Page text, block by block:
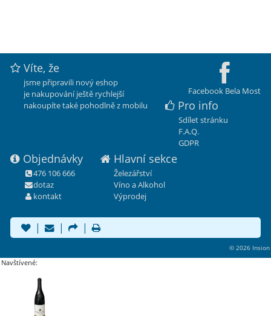
Facebook Bela Most
Víte, že
jsme připravili nový eshop
je nakupování ještě rychlejší
nakoupíte také pohodlně z mobilu
Pro info
Sdílet stránku
F.A.Q.
GDPR
Objednávky
476 106 666
dotaz
kontakt
Hlavní sekce
Železářství
Víno a Alkohol
Výprodej
| | |
© 2026 Insion
Navštívené: